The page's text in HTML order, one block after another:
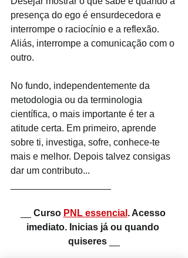
presença do ego é ensurdecedora e
interrompe o raciocínio e a reflexão.
Aliás, interrompe a comunicação com o
outro.
No fundo, independentemente da
metodologia ou da terminologia
científica, o mais importante é ter a
atitude certa. Em primeiro, aprende
sobre ti, investiga, sofre, conhece-te
mais e melhor. Depois talvez consigas
dar um contributo...
Curso PNL essencial . Acesso
imediato. Inicias já ou quando
quiseres